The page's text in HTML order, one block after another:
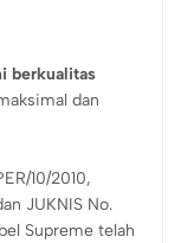
berkualitas
dan
10/2010,
JUKNIS No.
Supreme telah